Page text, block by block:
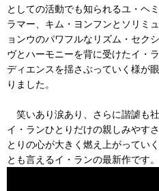
としての活動でも知られるユ・ヘ
ラマー、キム・ヨンフンとソリミ
ョンウのパワフルなリズム・セク
ヴとハーモニーを背に受けたイ・
ディエンスを揺さぶっていく様が
りました。
笑いあり涙あり、さらに諧謔も
イ・ランひとりだけの親しみやす
とりの心が大きく燃え上がってい
とも言えるイ・ランの最新作です。